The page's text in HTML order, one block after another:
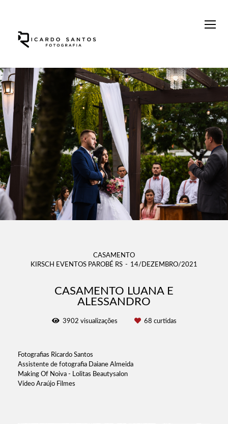
CASAMENTO
KIRSCH EVENTOS PAROBÉ RS
14/DEZEMBRO/2021
CASAMENTO LUANA E
ALESSANDRO
3902 visualizações 68 curtidas
Fotografias Ricardo Santos
Assistente de fotografia Daiane Almeida
Making Of Noiva - Lolitas Beautysalon
Vídeo Araújo Filmes